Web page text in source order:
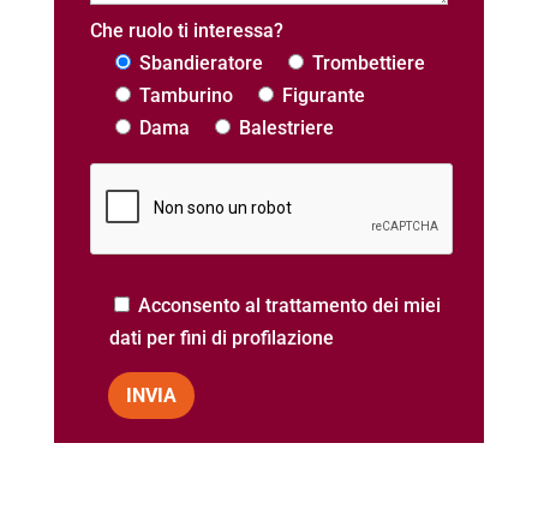
Che ruolo ti interessa?
Sbandieratore
Trombettiere
Tamburino
Figurante
Dama
Balestriere
Acconsento al trattamento dei miei
dati per fini di profilazione